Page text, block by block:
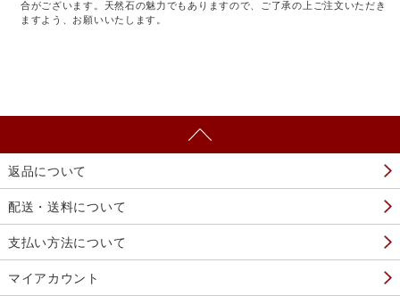
合がございます。天然石の魅力でもありますので、ご了承の上ご注文いただき
ますよう、お願いいたします。
返品について
配送・送料について
支払い方法について
マイアカウント